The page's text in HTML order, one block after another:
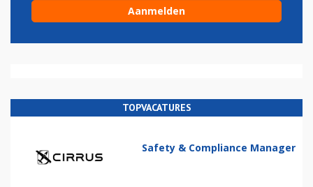
TOPVACATURES
Safety & Compliance Manager